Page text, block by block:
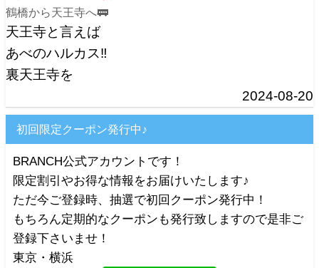
鶴橋から天王寺へ🚃
天王寺と言えば
あべのハルカス‼️
裏天王寺を
2024-08-20
初回限定クーポン発行中♪
BRANCH公式アカウントです！
限定割引やお得な情報をお届けいたします♪
ただ今ご登録時、抽選で初回クーポン発行中！
もちろん定期的なクーポンも発行致しますので是非ご
登録下さいませ！
東京・横浜